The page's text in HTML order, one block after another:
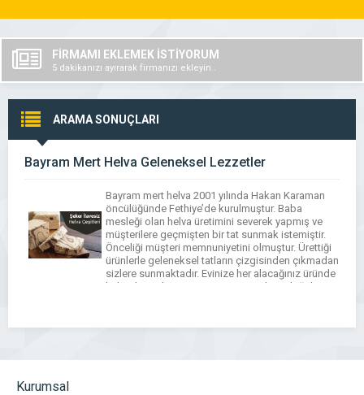
FİRMAMI EKLEMEK İSTİYORUM
5 dakikanızı ayırarak firmanızı ekleyin..
ARAMA SONUÇLARI
Bayram Mert Helva Geleneksel Lezzetler
Bayram mert helva 2001 yılında Hakan Karaman
öncülüğünde Fethiye’de kurulmuştur. Baba
mesleği olan helva üretimini severek yapmış ve
müşterilere geçmişten bir tat sunmak istemiştir.
Önceliği müşteri memnuniyetini olmuştur. Ürettiği
ürünlerle geleneksel tatların çizgisinden çıkmadan
sizlere sunmaktadır. Evinize her alacağınız üründe
kaliteden ödün vermeyen, en güzeli en doğal
Kurumsal